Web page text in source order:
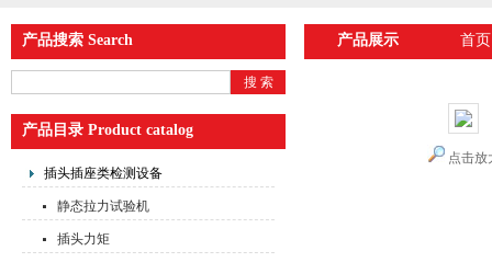
产品搜索 Search
产品目录 Product catalog
插头插座类检测设备
静态拉力试验机
插头力矩
产品展示 首页
点击放